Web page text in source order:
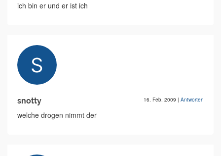
ich bin er und er ist ich
snotty 16. Feb. 2009 | Antworten
welche drogen nimmt der